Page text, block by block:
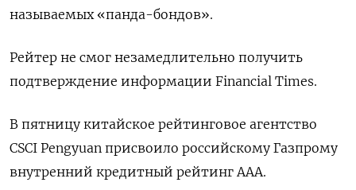
называемых «панда-бондов».
Рейтер не смог незамедлительно получить
подтверждение информации Financial Times.
В пятницу китайское рейтинговое агентство
CSCI Pengyuan присвоило российскому Газпрому
внутренний кредитный рейтинг AAA.